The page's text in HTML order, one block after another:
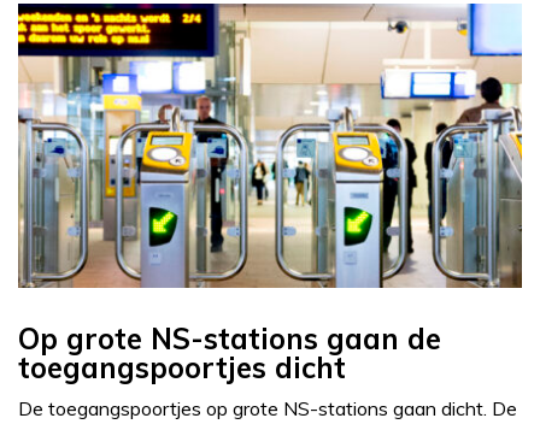
Op grote NS-stations gaan de
toegangspoortjes dicht
De toegangspoortjes op grote NS-stations gaan dicht. De